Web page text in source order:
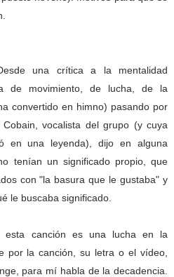
una crítica a la mentalidad
de movimiento, de lucha, de la
convertido en himno) pasando por
vocalista del grupo (y cuya
en una leyenda), dijo en alguna
tenían un significado propio, que
con "la basura que le gustaba" y
le buscaba significado.
esta canción es una lucha en la
por la canción, su letra o el vídeo,
para mí habla de la decadencia.